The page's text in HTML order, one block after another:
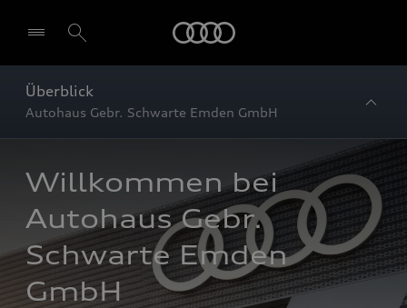
Überblick
Autohaus Gebr. Schwarte Emden GmbH
Willkommen bei
Autohaus Gebr.
Schwarte Emden
GmbH